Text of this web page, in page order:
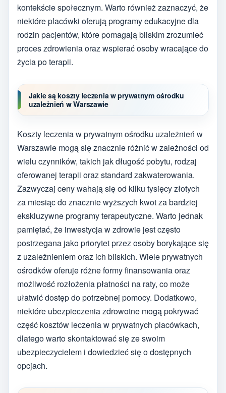
kontekście społecznym. Warto również zaznaczyć, że
niektóre placówki oferują programy edukacyjne dla
rodzin pacjentów, które pomagają bliskim zrozumieć
proces zdrowienia oraz wspierać osoby wracające do
życia po terapii.
Jakie są koszty leczenia w prywatnym ośrodku
uzależnień w Warszawie
Koszty leczenia w prywatnym ośrodku uzależnień w
Warszawie mogą się znacznie różnić w zależności od
wielu czynników, takich jak długość pobytu, rodzaj
oferowanej terapii oraz standard zakwaterowania.
Zazwyczaj ceny wahają się od kilku tysięcy złotych
za miesiąc do znacznie wyższych kwot za bardziej
ekskluzywne programy terapeutyczne. Warto jednak
pamiętać, że inwestycja w zdrowie jest często
postrzegana jako priorytet przez osoby borykające się
z uzależnieniem oraz ich bliskich. Wiele prywatnych
ośrodków oferuje różne formy finansowania oraz
możliwość rozłożenia płatności na raty, co może
ułatwić dostęp do potrzebnej pomocy. Dodatkowo,
niektóre ubezpieczenia zdrowotne mogą pokrywać
część kosztów leczenia w prywatnych placówkach,
dlatego warto skontaktować się ze swoim
ubezpieczycielem i dowiedzieć się o dostępnych
opcjach.